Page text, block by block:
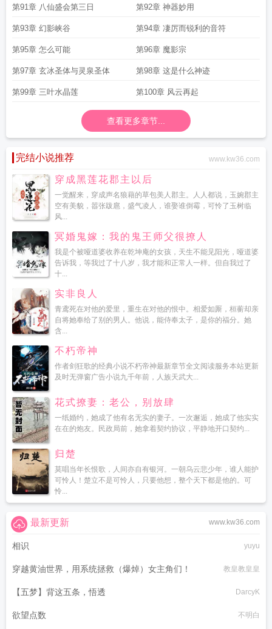
第91章 八仙盛会第三日 第92章 神器妙用
第93章 幻影峡谷 第94章 凄厉而锐利的音符
第95章 怎么可能 第96章 魔影宗
第97章 玄冰圣体与灵泉圣体 第98章 这是什么神迹
第99章 三叶水晶莲 第100章 风云再起
查看更多章节...
完结小说推荐 www.kw36.com
穿成黑莲花郡主以后
一觉醒来，穿成声名狼藉的草包美人郡主。人人都说，玉婉郡主
空有美貌，嚣张跋扈，盛气凌人，谁娶谁倒霉，可怜了玉树临
风...
冥婚鬼嫁：我的鬼王师父很撩人
我是个被哑道婆收养在乾坤庵的女孩，天生不能见阳光，哑道婆
告诉我，等我过了十八岁，我才能和正常人一样。但自我过了
十...
实非良人
青鸢死在对他的爱里，重生在对他的恨中。相爱如厮，桓蘅却亲
自将她奉给了别的男人。他说，能侍奉太子，是你的福分。她
含...
不朽帝神
作者剑狂歌的经典小说不朽帝神最新章节全文阅读服务本站更新
及时无弹窗广告小说九千年前，人族天武大...
花式撩妻：老公，别放肆
一纸婚约，她成了他有名无实的妻子。一次邂逅，她成了他实实
在在的炮友。民政局前，她拿着契约协议，平静地开口契约...
归楚
莫唱当年长恨歌，人间亦自有银河。一朝乌云悲少年，谁人能护
可怜人！楚立不是可怜人，只要他想，整个天下都是他的。可
怜...
www.kw36.com
最新更新
相识 yuyu
穿越黄油世界，用系统拯救（爆焯）女主角们！ 教皇教皇皇
【五梦】背这五条，悟透 DarcyK
欲望点数 不明白